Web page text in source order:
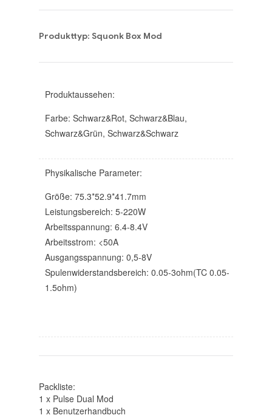
Produkttyp: Squonk Box Mod
Produktaussehen:
Farbe: Schwarz&Rot, Schwarz&Blau,
Schwarz&Grün, Schwarz&Schwarz
Physikalische Parameter:
Größe: 75.3*52.9*41.7mm
Leistungsbereich: 5-220W
Arbeitsspannung: 6.4-8.4V
Arbeitsstrom: <50A
Ausgangsspannung: 0,5-8V
Spulenwiderstandsbereich: 0.05-3ohm(TC 0.05-
1.5ohm)
Packliste:
1 x Pulse Dual Mod
1 x Benutzerhandbuch